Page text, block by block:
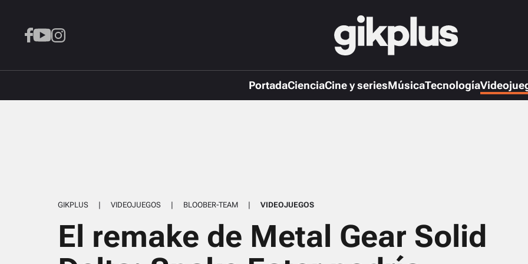
PortadaCienciaCine y seriesMúsicaTecnología
GIKPLUS | VIDEOJUEGOS | BLOOBER-TEAM | VIDEOJUEGOS
El remake de Metal Gear Solid